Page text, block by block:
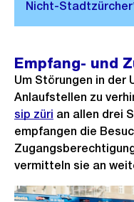
Empfang- und
Um Störungen in der
Anlaufstellen zu
sip züri an allen drei
empfangen die
vermitteln sie an